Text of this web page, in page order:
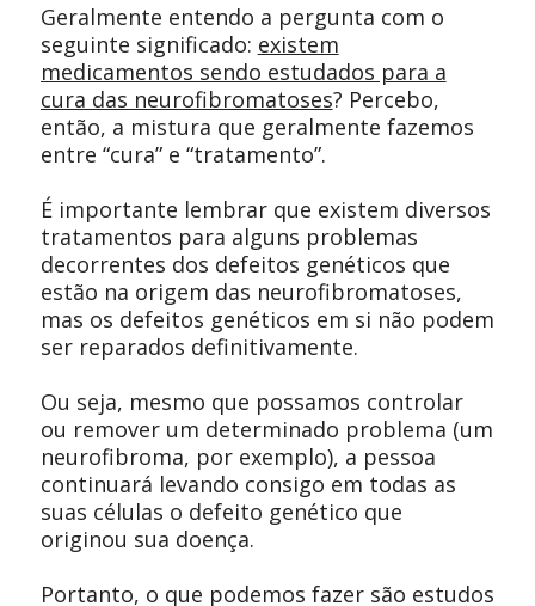
Geralmente entendo a pergunta com o
seguinte significado: existem
medicamentos sendo estudados para a
cura das neurofibromatoses? Percebo,
então, a mistura que geralmente fazemos
entre “cura” e “tratamento”.
É importante lembrar que existem diversos
tratamentos para alguns problemas
decorrentes dos defeitos genéticos que
estão na origem das neurofibromatoses,
mas os defeitos genéticos em si não podem
ser reparados definitivamente.
Ou seja, mesmo que possamos controlar
ou remover um determinado problema (um
neurofibroma, por exemplo), a pessoa
continuará levando consigo em todas as
suas células o defeito genético que
originou sua doença.
Portanto, o que podemos fazer são estudos